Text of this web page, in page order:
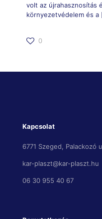
volt az újrahasznosítás
környezetvédelem és a
0
Kapcsolat
6771 Szeged, Palackozó
kar-plaszt@kar-plaszt.hu
06 30 955 40 67